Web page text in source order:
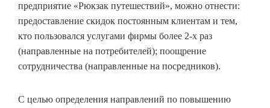
предприятие «Рюкзак путешествий», можно отнести:
предоставление скидок постоянным клиентам и тем,
кто пользовался услугами фирмы более 2-х раз
(направленные на потребителей); поощрение
сотрудничества (направленные на посредников).
С целью определения направлений по повышению